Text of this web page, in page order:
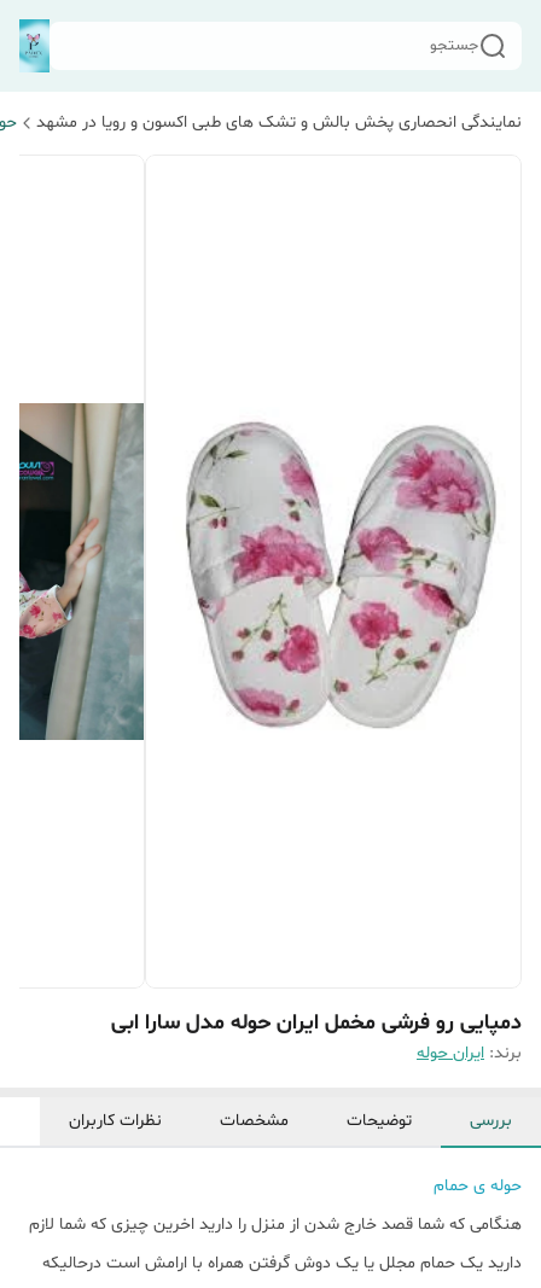
جستجو
نمایندگی انحصاری پخش بالش و تشک های طبی اکسون و رویا در مشهد
دمپایی رو فرشی مخمل ایران حوله مدل سارا ابی
برند: ایران حوله
بررسی توضیحات مشخصات نظرات کاربران
حوله ی حمام
هنگامی که شما قصد خارج شدن از منزل را دارید اخرین چیزی که شما لازم
دارید یک حمام مجلل یا یک دوش گرفتن همراه با ارامش است درحالیکه